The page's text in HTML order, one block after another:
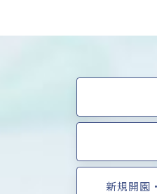
新規開園